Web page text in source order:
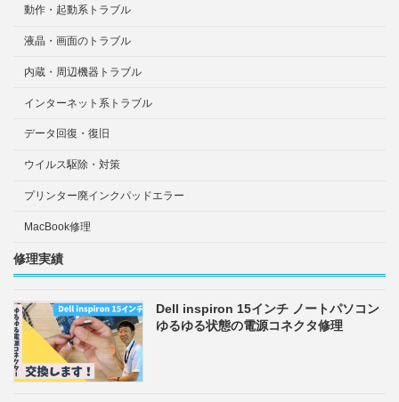
動作・起動系トラブル
液晶・画面のトラブル
内蔵・周辺機器トラブル
インターネット系トラブル
データ回復・復旧
ウイルス駆除・対策
プリンター廃インクパッドエラー
MacBook修理
修理実績
Dell inspiron 15インチ ノートパソコン
ゆるゆる状態の電源コネクタ修理